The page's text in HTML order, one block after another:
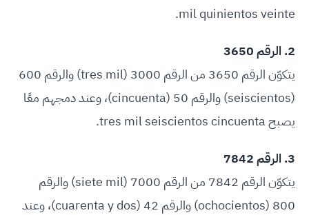
mil quinientos veinte.
2. الرقم 3650
يتكوّن الرقم 3650 من الرقم 3000 (tres mil) والرقم 600
(seiscientos) والرقم 50 (cincuenta)، وعند دمجهم معًا
يصبح tres mil seiscientos cincuenta.
3. الرقم 7842
يتكوّن الرقم 7842 من الرقم 7000 (siete mil) والرقم
800 (ochocientos) والرقم 42 (cuarenta y dos)، وعند